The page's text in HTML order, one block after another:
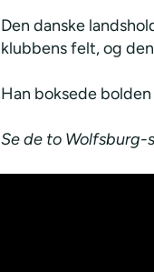
Den danske
klubbens felt, og
Han boksede
Se de to Wolfsburg-